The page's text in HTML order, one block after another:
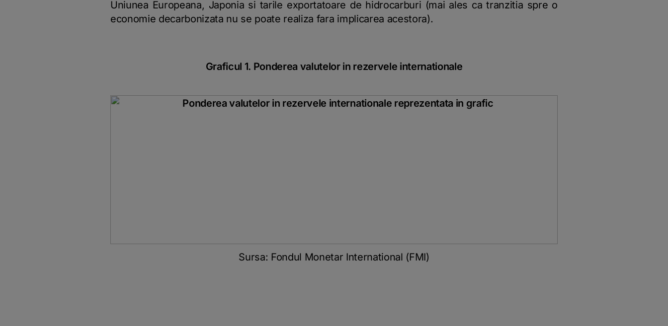
Uniunea Europeana, Japonia si tarile exportatoare de hidrocarburi (mai ales ca tranzitia spre o
economie decarbonizata nu se poate realiza fara implicarea acestora).
Graficul 1. Ponderea valutelor in rezervele internationale
Sursa: Fondul Monetar International (FMI)